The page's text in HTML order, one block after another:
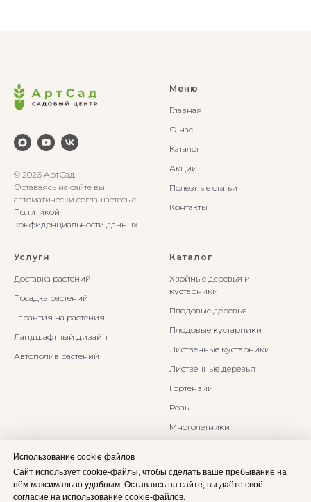
© 2026 АртСад
Оставаясь на сайте вы
автоматически соглашаетесь с
Политикой
конфиденциальности данных
Меню
Главная
О нас
Каталог
Акции
Полезные статьи
Контакты
Услуги
Доставка растений
Посадка растений
Гарантия на растения
Ландшафтный дизайн
Автополив растений
Каталог
Хвойные деревья и
кустарники
Плодовые деревья
Плодовые кустарники
Лиственные кустарники
Лиственные деревья
Гортензии
Розы
Многолетники
Использование cookie файлов
Сайт использует cookie-файлы, чтобы сделать ваше пребывание на
нём максимально удобным. Оставаясь на сайте, вы даёте своё
согласие на использование cookie-файлов.